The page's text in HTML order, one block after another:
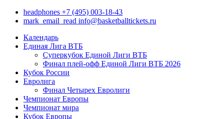
headphones +7 (495) 003-18-43
mark_email_read info@basketballtickets.ru
Календарь
Единая Лига ВТБ
Суперкубок Единой Лиги ВТБ
Финал плей-офф Единой Лиги ВТБ 2026
Кубок России
Евролига
Финал Четырех Евролиги
Чемпионат Европы
Чемпионат мира
Кубок Европы